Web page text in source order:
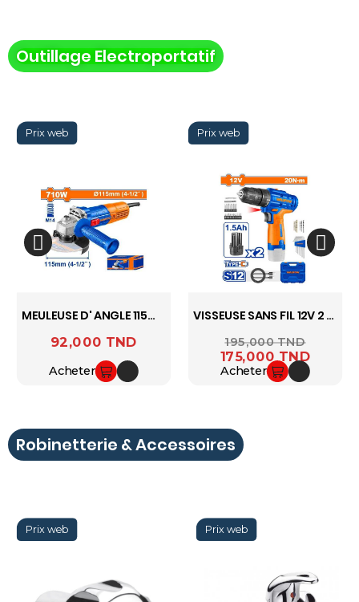
Outillage Electroportatif
MEULEUSE D' ANGLE 115mm 710W WADFOW WAG15761
Prix
92,000 TND
Acheter
VISSEUSE SANS FIL 12V 2 BATTERIES + 32 ACCESSOIRES WADFOW WCDS525
Prix ​​habituel
195,000 TNDPrix
175,000 TND
Acheter
Robinetterie & Accessoires